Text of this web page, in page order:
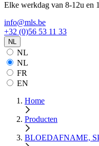
Elke werkdag van 8-12u en
info@mls.be
+32 (0)56 53 11 33
NL
NL
NL
FR
EN
Home
Producten
BLOEDAFNAME,